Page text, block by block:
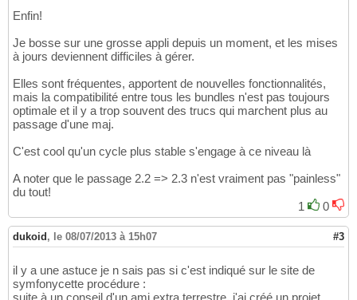
Enfin!
Je bosse sur une grosse appli depuis un moment, et les mises
à jours deviennent difficiles à gérer.
Elles sont fréquentes, apportent de nouvelles fonctionnalités,
mais la compatibilité entre tous les bundles n'est pas toujours
optimale et il y a trop souvent des trucs qui marchent plus au
passage d'une maj.
C'est cool qu'un cycle plus stable s'engage à ce niveau là
A noter que le passage 2.2 => 2.3 n'est vraiment pas "painless"
du tout!
1
0
dukoid , le 08/07/2013 à 15h07 #3
il y a une astuce je n sais pas si c'est indiqué sur le site de
symfonycette procédure :